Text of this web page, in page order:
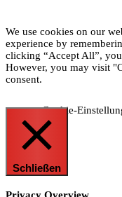
We use cookies on our
experience by
clicking “Accept All”,
However, you may visit
consent.
Cookie-
Schließen